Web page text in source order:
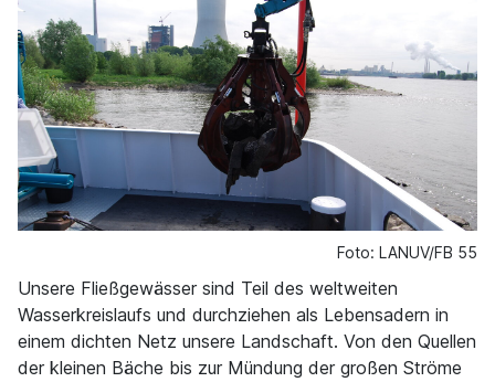
Foto: LANUV/FB 55
Unsere Fließgewässer sind Teil des weltweiten
Wasserkreislaufs und durchziehen als Lebensadern in
einem dichten Netz unsere Landschaft. Von den Quellen
der kleinen Bäche bis zur Mündung der großen Ströme